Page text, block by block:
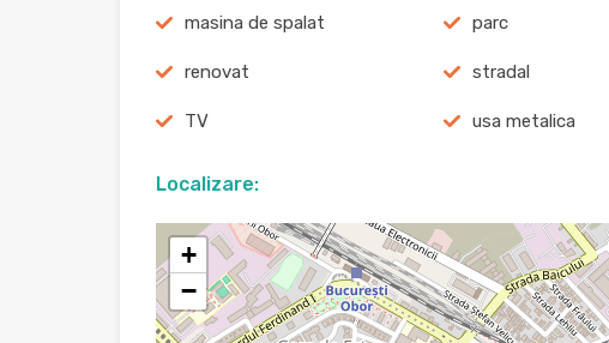
masina de spalat parc
renovat stradal
TV usa metalica
Localizare:
+
−